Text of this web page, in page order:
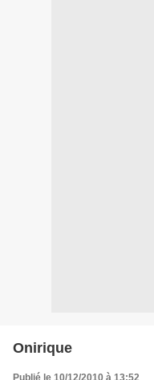
Onirique
Publié le 10/12/2010 à 13:52